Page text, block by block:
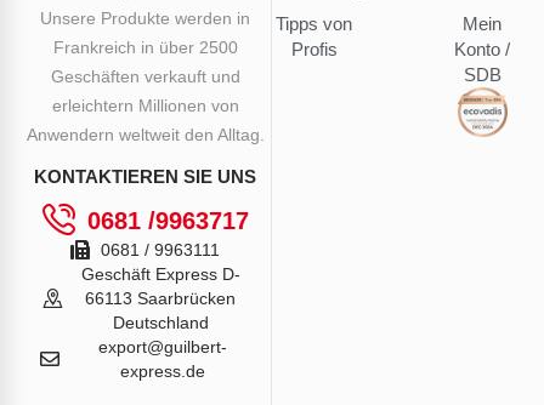
Unsere Produkte werden in
Frankreich in über 2500
Geschäften verkauft und
erleichtern Millionen von
Anwendern weltweit den Alltag.
KONTAKTIEREN SIE UNS
0681 /9963717
0681 / 9963111
Geschäft Express D-
66113 Saarbrücken
Deutschland
export@guilbert-
express.de
Tipps von
Profis
Mein
Konto /
SDB